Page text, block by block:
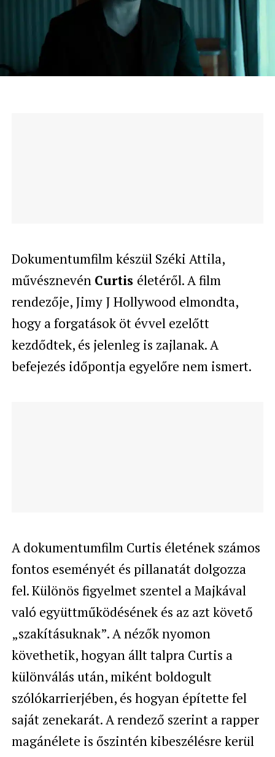
Dokumentumfilm készül Széki Attila,
művésznevén Curtis életéről. A film
rendezője, Jimy J Hollywood elmondta,
hogy a forgatások öt évvel ezelőtt
kezdődtek, és jelenleg is zajlanak. A
befejezés időpontja egyelőre nem ismert.
A dokumentumfilm Curtis életének számos
fontos eseményét és pillanatát dolgozza
fel. Különös figyelmet szentel a Majkával
való együttműködésének és az azt követő
„szakításuknak”. A nézők nyomon
követhetik, hogyan állt talpra Curtis a
különválás után, miként boldogult
szólókarrierjében, és hogyan építette fel
saját zenekarát. A rendező szerint a rapper
magánélete is őszintén kibeszélésre kerül